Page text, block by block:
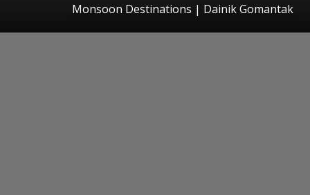
Monsoon Destinations | Dainik Gomantak